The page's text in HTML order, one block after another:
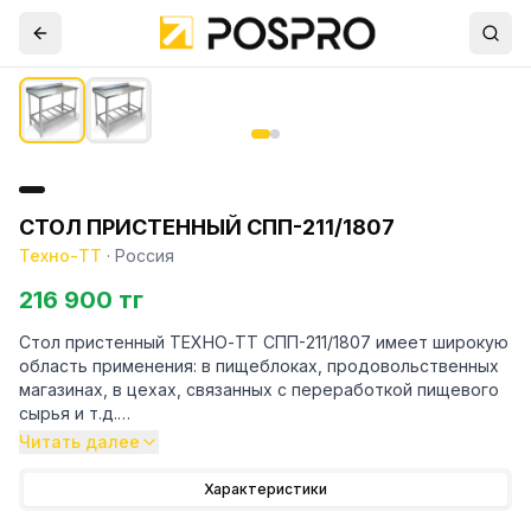
СТОЛ ПРИСТЕННЫЙ СПП-211/1807
Техно-ТТ · Россия
216 900 тг
Стол пристенный ТЕХНО-ТТ СПП-211/1807 имеет широкую
область применения: в пищеблоках, продовольственных
магазинах, в цехах, связанных с переработкой пищевого
сырья и т.д.
Читать далее
Характеристики